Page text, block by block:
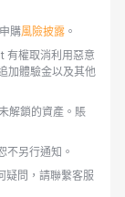
購風險披露 。
有權取消利用惡意
加體驗金以及其他
解鎖的資產。賬
不另行通知。
疑問，請聯繫客服